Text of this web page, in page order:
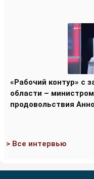
«Рабочий контур» с
области –
продовольствия
> Все интервью